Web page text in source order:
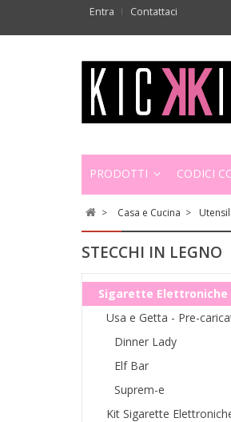
Entra Contattaci
PRODOTTI CODICI
> Casa e Cucina >
STECCHI IN LEGNO
Sigarette Elettroniche
Usa e Getta - Pre-
Dinner Lady
Elf Bar
Suprem-e
Kit Sigarette